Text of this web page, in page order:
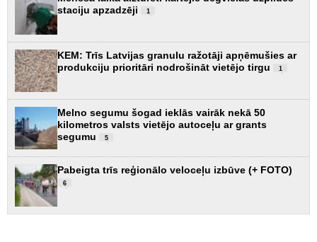
staciju apzadzēji
1
KEM: Trīs Latvijas granulu ražotāji apņēmušies ar
produkciju prioritāri nodrošināt vietējo tirgu
1
Melno segumu šogad ieklās vairāk nekā 50
kilometros valsts vietējo autoceļu ar grants
segumu
5
Pabeigta trīs reģionālo veloceļu izbūve (+ FOTO)
6